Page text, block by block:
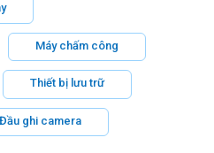
Máy chấm công
Thiết bị lưu trữ
Đầu ghi camera